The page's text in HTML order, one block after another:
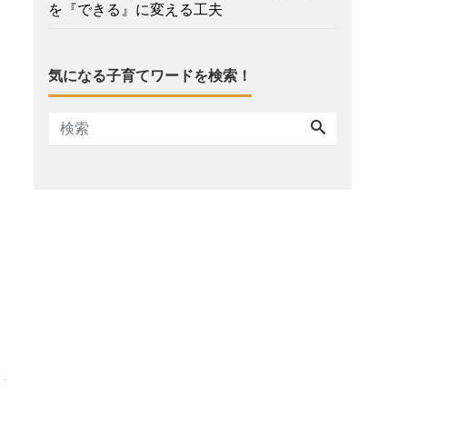
を『できる』に変える工夫
気になる子育てワードを検索！